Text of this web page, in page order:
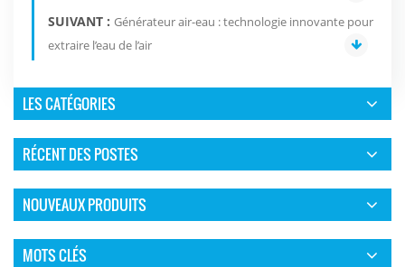
SUIVANT : Générateur air-eau : technologie innovante pour
extraire l’eau de l’air
LES CATÉGORIES
RÉCENT DES POSTES
NOUVEAUX PRODUITS
MOTS CLÉS